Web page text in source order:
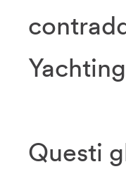
Questi